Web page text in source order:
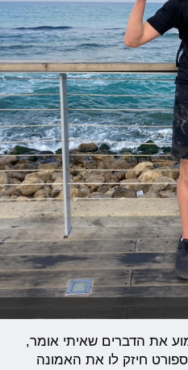
את הדברים שאיתי אומר,
חיזק לו את האמונה